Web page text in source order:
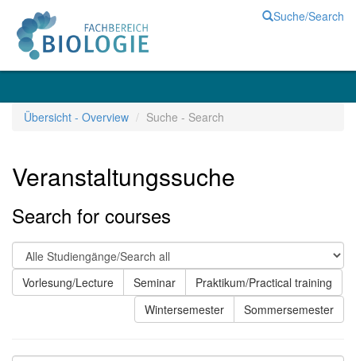
Suche/Search
Übersicht - Overview Suche - Search
Veranstaltungssuche
Search for courses
Vorlesung/Lecture Seminar
Praktikum/Practical training
Wintersemester
Sommersemester